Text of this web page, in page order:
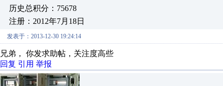
历史总积分：75678
注册：2012年7月18日
发表于：2013-12-30 19:24:14
兄弟， 你发求助帖，关注度高些
回复 引用 举报